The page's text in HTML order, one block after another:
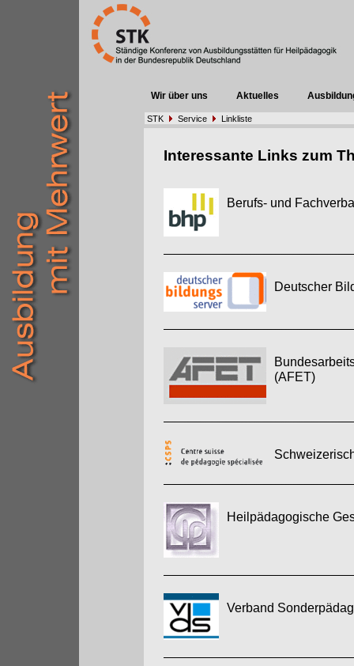
Wir über uns Aktuelles
STK Service Linkliste
Interessante Links zum
Berufs- und
Deutscher
(AFET)
Heilpädagogische
Verband